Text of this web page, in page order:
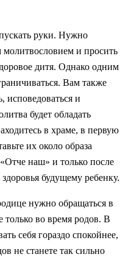
руки. Нужно
и просить
дитя. Однако одним
Вам также
исповедоваться и
будет обладать
в храме, в первую
их около образа
наш» и только после
будущему ребенку.
нужно обращаться в
только во время родов. В
себя гораздо спокойнее,
не станете так сильно